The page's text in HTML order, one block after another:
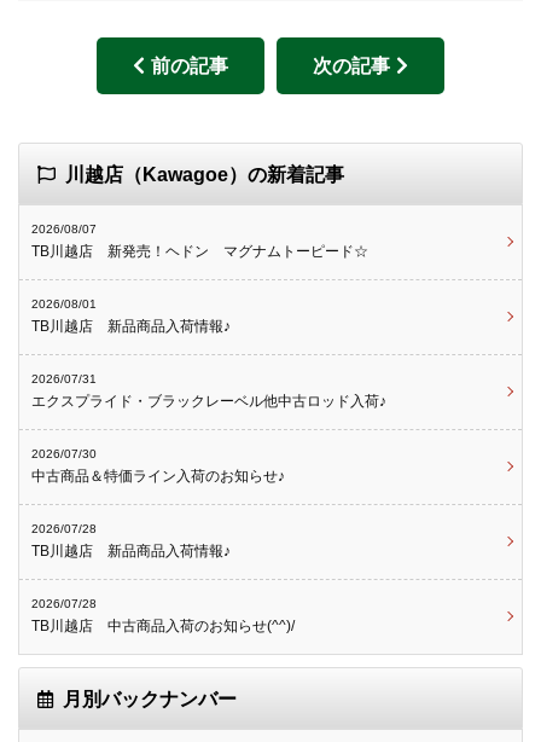
前の記事 次の記事
川越店（Kawagoe）の新着記事
2026/08/07
TB川越店 新発売！ヘドン マグナムトーピード☆
2026/08/01
TB川越店 新品商品入荷情報♪
2026/07/31
エクスプライド・ブラックレーベル他中古ロッド入荷♪
2026/07/30
中古商品＆特価ライン入荷のお知らせ♪
2026/07/28
TB川越店 新品商品入荷情報♪
2026/07/28
TB川越店 中古商品入荷のお知らせ(^^)/
月別バックナンバー